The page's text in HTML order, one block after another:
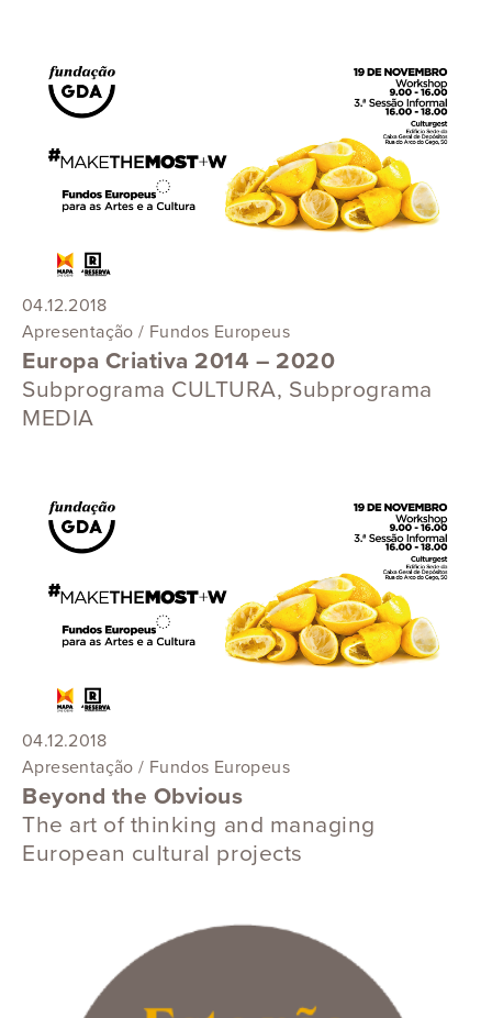
04.12.2018
Apresentação / Fundos Europeus
Europa Criativa 2014 – 2020
Subprograma CULTURA, Subprograma
MEDIA
04.12.2018
Apresentação / Fundos Europeus
Beyond the Obvious
The art of thinking and managing
European cultural projects